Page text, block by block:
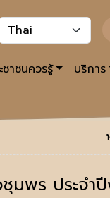
ชาชนควรรู้ บริการ
มพร ประจ